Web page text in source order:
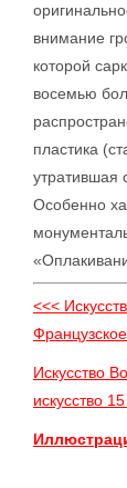
внимание
которой
восемью
пластика
утратившая
Особенно
<<<
Французское
Искусство
искусство